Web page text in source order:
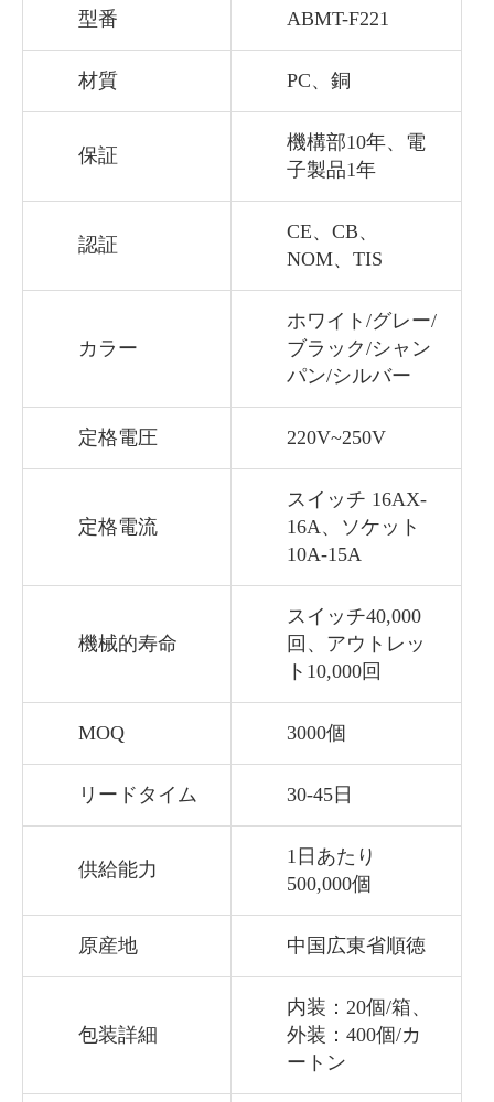
型番 ABMT-F221
材質 PC、銅
保証
機構部10年、電
子製品1年
認証
CE、CB、
NOM、TIS
カラー
ホワイト/グレー/
ブラック/シャン
パン/シルバー
定格電圧 220V~250V
定格電流
スイッチ 16AX-
16A、ソケット
10A-15A
機械的寿命
スイッチ40,000
回、アウトレッ
ト10,000回
MOQ 3000個
リードタイム 30-45日
供給能力
1日あたり
500,000個
原産地 中国広東省順徳
包装詳細
内装：20個/箱、
外装：400個/カ
ートン